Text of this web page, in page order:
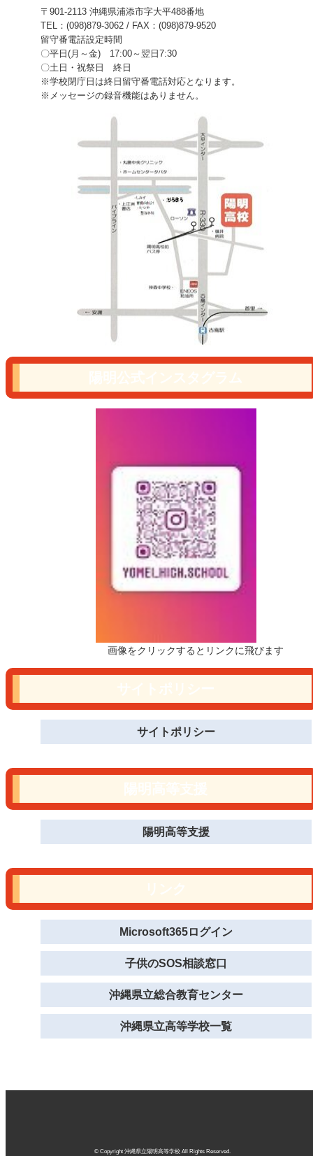
〒901-2113 沖縄県浦添市字大平488番地
TEL：(098)879-3062 / FAX：(098)879-9520
留守番電話設定時間
〇平日(月～金) 17:00～翌日7:30
〇土日・祝祭日 終日
※学校閉庁日は終日留守番電話対応となります。
※メッセージの録音機能はありません。
画像をクリックするとリンクに飛びます
サイトポリシー
陽明高等支援
Microsoft365ログイン
子供のSOS相談窓口
沖縄県立総合教育センター
沖縄県立高等学校一覧
© Copyright 沖縄県立陽明高等学校 All Rights Reserved.